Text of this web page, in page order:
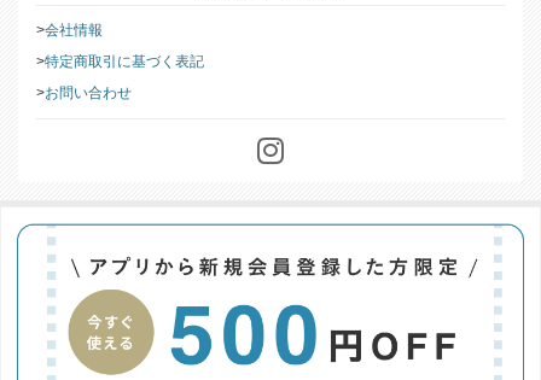
会社情報
特定商取引に基づく表記
お問い合わせ